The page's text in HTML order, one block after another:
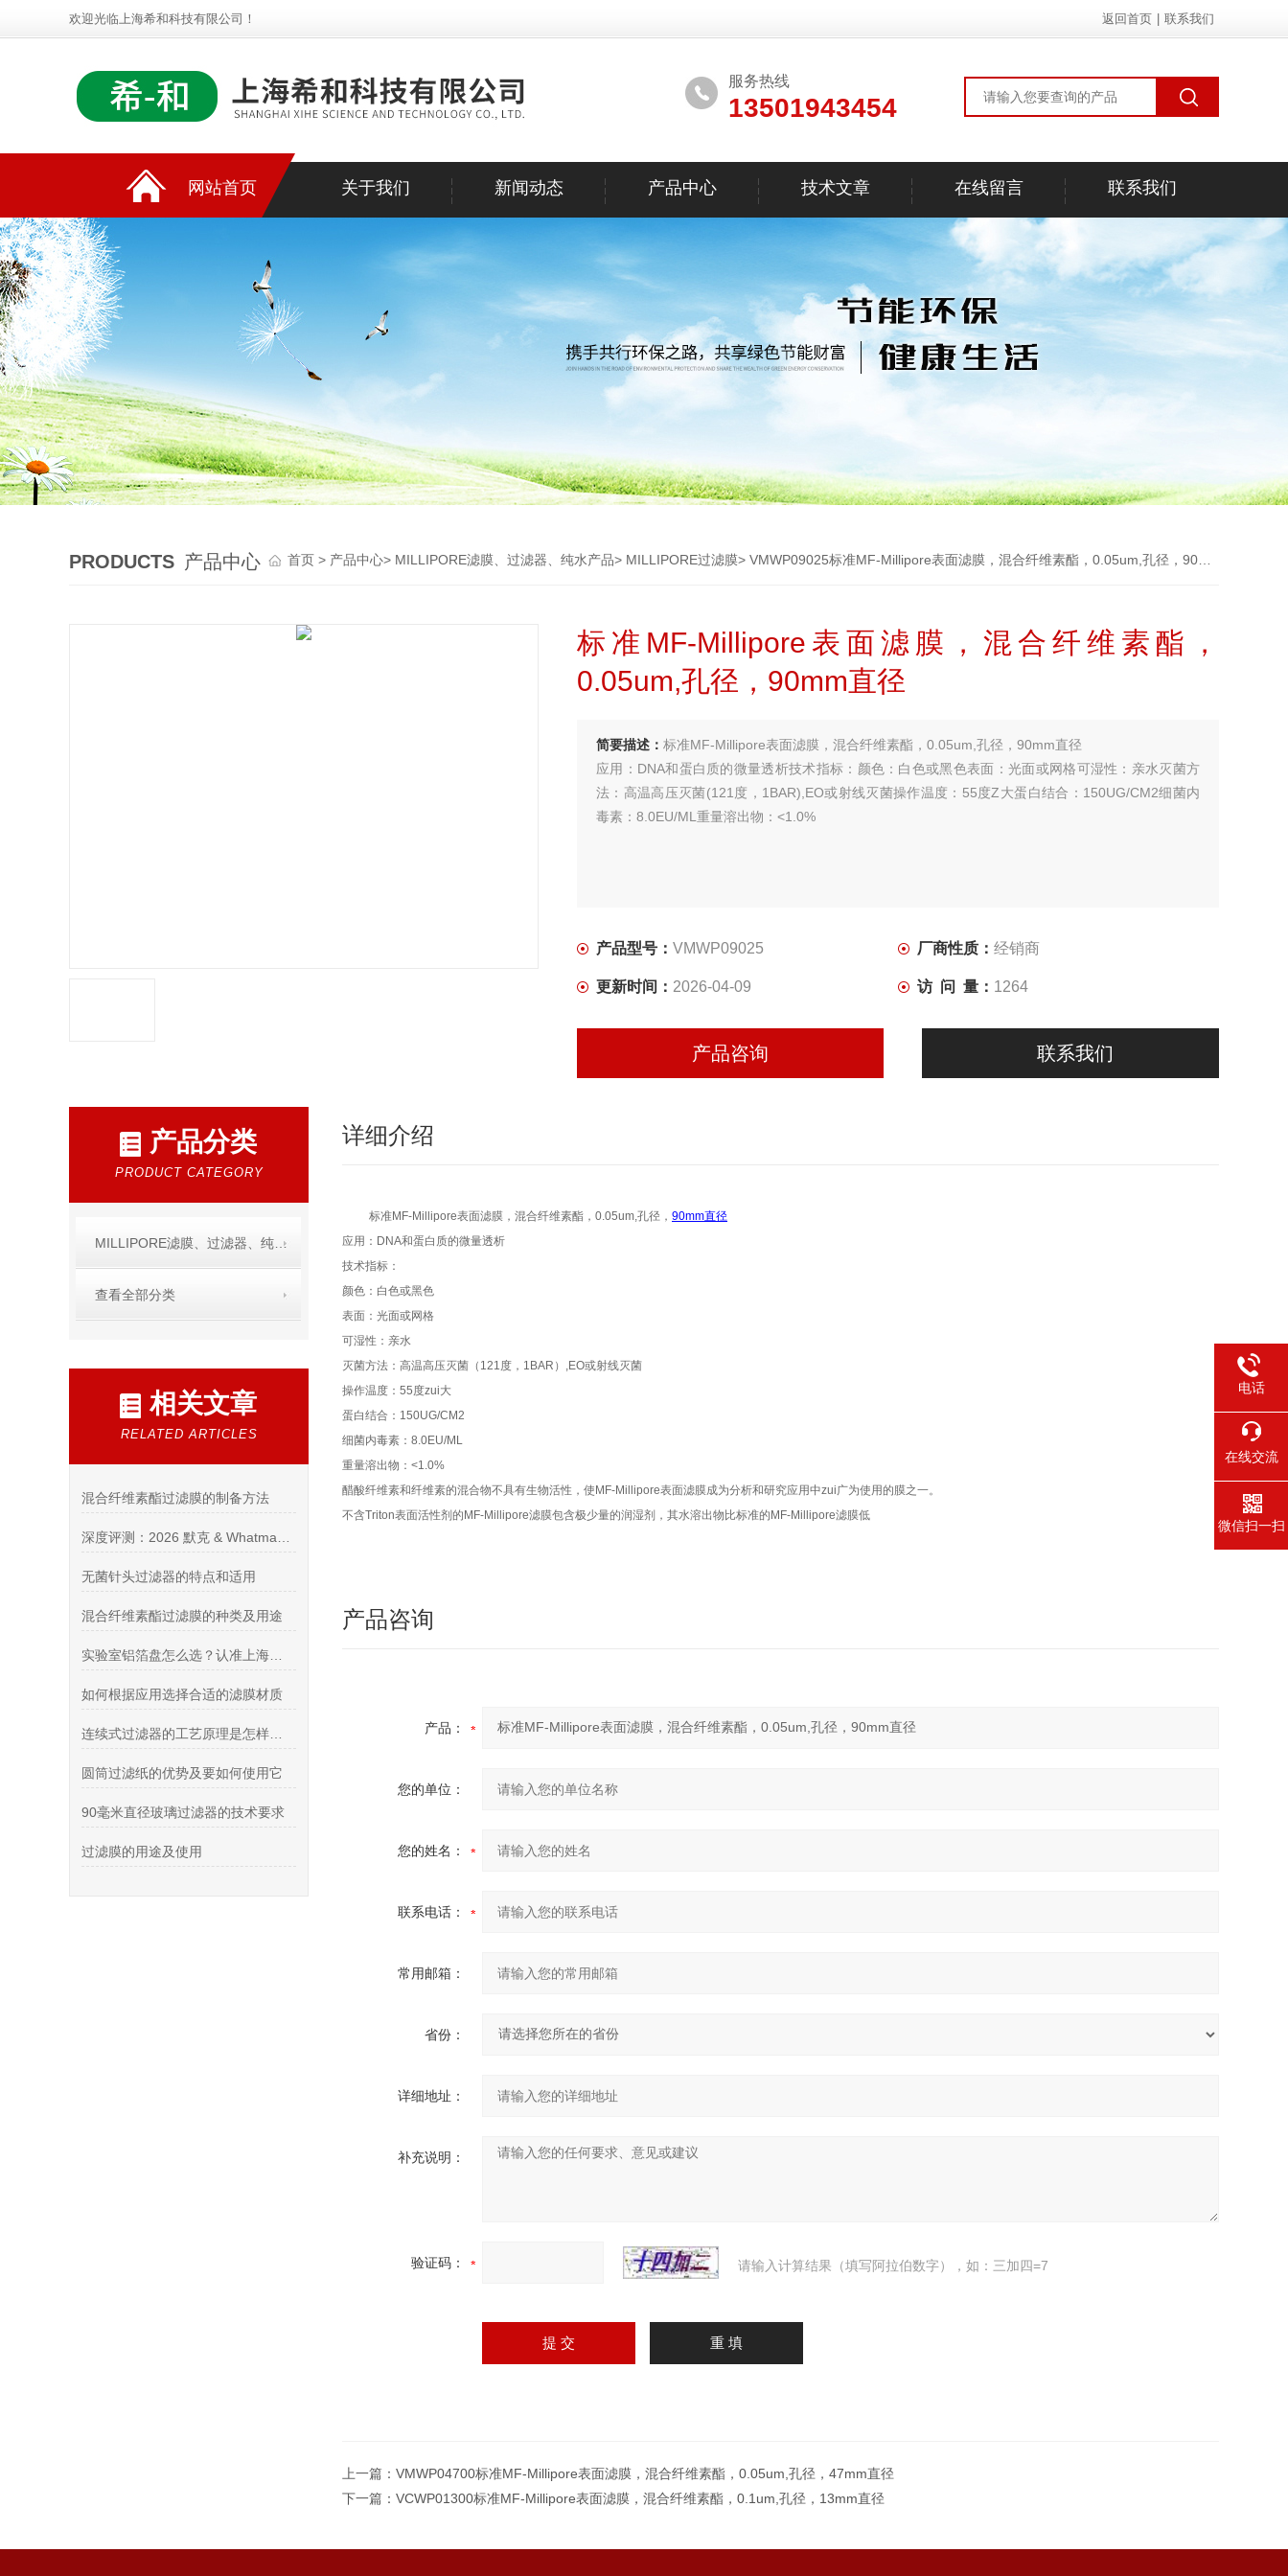
欢迎光临上海希和科技有限公司！ 返回首页 联系我们
服务热线
13501943454
网站首页 关于我们 新闻动态 产品中心 技术文章 在线留言 联系我们
PRODUCTS 产品中心 首页 > 产品中心> MILLIPORE滤膜、过滤器、纯水产品> MILLIPORE过滤膜> VMWP09025标准MF-Millipore表面滤膜，混合纤维素酯，0.05um,孔径，90mm直径
标准MF-Millipore表面滤膜，混合纤维素酯，
0.05um,孔径，90mm直径
简要描述： 标准MF-Millipore表面滤膜，混合纤维素酯，0.05um,孔径，90mm直径
应用：DNA和蛋白质的微量透析技术指标：颜色：白色或黑色表面：光面或网格可湿性：亲水灭菌方
法：高温高压灭菌(121度，1BAR),EO或射线灭菌操作温度：55度Z大蛋白结合：150UG/CM2细菌内
毒素：8.0EU/ML重量溶出物：<1.0%
产品型号： VMWP09025 厂商性质： 经销商
更新时间： 2026-04-09 访 问 量： 1264
产品咨询 联系我们
产品分类
PRODUCT CATEGORY
MILLIPORE滤膜、过滤器、纯水产品
查看全部分类
相关文章
RELATED ARTICLES
混合纤维素酯过滤膜的制备方法
无菌针头过滤器的特点和适用
混合纤维素酯过滤膜的种类及用途
如何根据应用选择合适的滤膜材质
圆筒过滤纸的优势及要如何使用它
90毫米直径玻璃过滤器的技术要求
过滤膜的用途及使用
详细介绍
标准MF-Millipore表面滤膜，混合纤维素酯，0.05um,孔径， 90mm直径
应用：DNA和蛋白质的微量透析
技术指标：
颜色：白色或黑色
表面：光面或网格
可湿性：亲水
灭菌方法：高温高压灭菌（121度，1BAR）,EO或射线灭菌
操作温度：55度zui大
蛋白结合：150UG/CM2
细菌内毒素：8.0EU/ML
重量溶出物：<1.0%
醋酸纤维素和纤维素的混合物不具有生物活性，使MF-Millipore表面滤膜成为分析和研究应用中zui广为使用的膜之一。
不含Triton表面活性剂的MF-Millipore滤膜包含极少量的润湿剂，其水溶出物比标准的MF-Millipore滤膜低
产品咨询
产品：
您的单位：
您的姓名：
联系电话：
常用邮箱：
省份：
详细地址：
补充说明：
验证码： 请输入计算结果（填写阿拉伯数字），如：三加四=7
上一篇： VMWP04700标准MF-Millipore表面滤膜，混合纤维素酯，0.05um,孔径，47mm直径
下一篇： VCWP01300标准MF-Millipore表面滤膜，混合纤维素酯，0.1um,孔径，13mm直径
电话
在线交流
微信扫一扫